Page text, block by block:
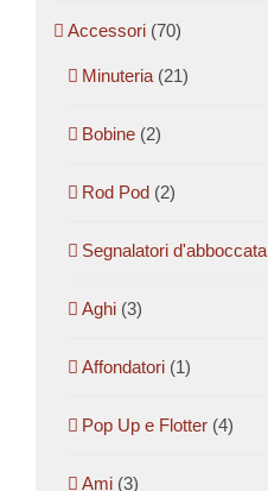
Accessori (70)
Minuteria (21)
Bobine (2)
Rod Pod (2)
Segnalatori d'abboccata
Aghi (3)
Affondatori (1)
Pop Up e Flotter (4)
Ami (3)